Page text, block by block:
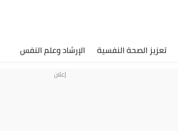
تعزيز الصحة النفسية الإرشاد وعلم النفس